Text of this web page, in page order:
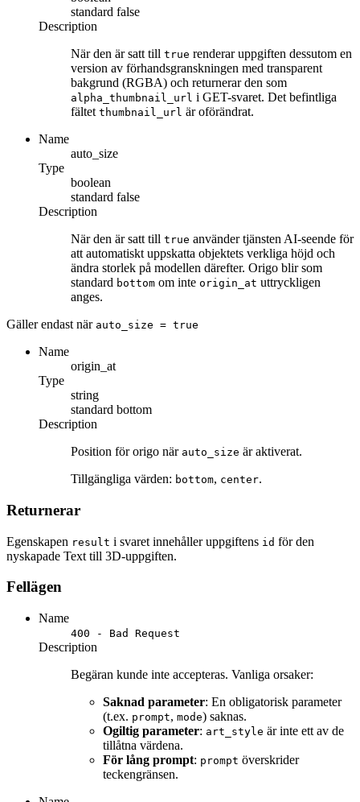
standard false
Description
När den är satt till true renderar uppgiften dessutom en
version av förhandsgranskningen med transparent
bakgrund (RGBA) och returnerar den som
alpha_thumbnail_url i GET-svaret. Det befintliga
fältet thumbnail_url är oförändrat.
Name
auto_size
Type
boolean
standard false
Description
När den är satt till true använder tjänsten AI-seende för
att automatiskt uppskatta objektets verkliga höjd och
ändra storlek på modellen därefter. Origo blir som
standard bottom om inte origin_at uttryckligen
anges.
Gäller endast när auto_size = true
Name
origin_at
Type
string
standard bottom
Description
Position för origo när auto_size är aktiverat.
Tillgängliga värden: bottom, center.
Returnerar
Egenskapen result i svaret innehåller uppgiftens id för den
nyskapade Text till 3D-uppgiften.
Fellägen
Name
400 - Bad Request
Description
Begäran kunde inte accepteras. Vanliga orsaker:
Saknad parameter: En obligatorisk parameter
(t.ex. prompt, mode) saknas.
Ogiltig parameter: art_style är inte ett av de
tillåtna värdena.
För lång prompt: prompt överskrider
teckengränsen.